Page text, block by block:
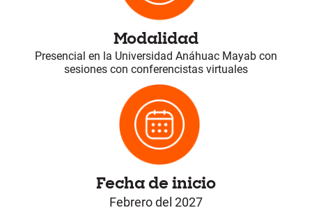
Modalidad
Presencial en la Universidad Anáhuac Mayab con
sesiones con conferencistas virtuales
Fecha de inicio
Febrero del 2027